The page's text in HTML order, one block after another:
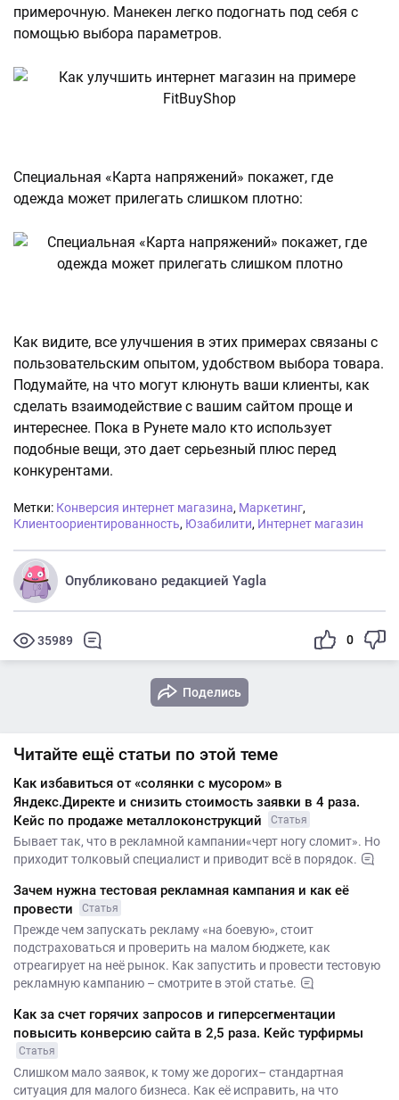
примерочную. Манекен легко подогнать под себя с
помощью выбора параметров.
Специальная «Карта напряжений» покажет, где
одежда может прилегать слишком плотно:
Как видите, все улучшения в этих примерах связаны с
пользовательским опытом, удобством выбора товара.
Подумайте, на что могут клюнуть ваши клиенты, как
сделать взаимодействие с вашим сайтом проще и
интереснее. Пока в Рунете мало кто использует
подобные вещи, это дает серьезный плюс перед
конкурентами.
Метки: Конверсия интернет магазина, Маркетинг,
Клиентоориентированность, Юзабилити, Интернет магазин
Опубликовано редакцией Yagla
35989 0
Поделись
Читайте ещё статьи по этой теме
Как избавиться от «солянки с мусором» в
Яндекс.Директе и снизить стоимость заявки в 4 раза.
Кейс по продаже металлоконструкций
Статья
Бывает так, что в рекламной кампании«черт ногу сломит». Но
приходит толковый специалист и приводит всё в порядок.
Зачем нужна тестовая рекламная кампания и как её
провести
Статья
Прежде чем запускать рекламу «на боевую», стоит
подстраховаться и проверить на малом бюджете, как
отреагирует на неё рынок. Как запустить и провести тестовую
рекламную кампанию – смотрите в этой статье.
Как за счет горячих запросов и гиперсегментации
повысить конверсию сайта в 2,5 раза. Кейс турфирмы
Статья
Слишком мало заявок, к тому же дорогих– стандартная
ситуация для малого бизнеса. Как её исправить, на что